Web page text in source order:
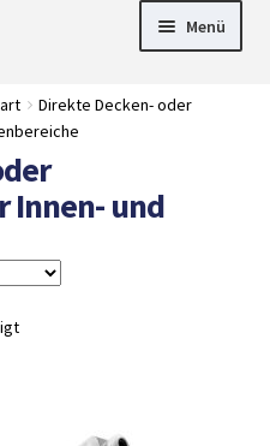
Menü
► LED Panel
►
Deckenleuch
ten
Außenleucht
► LED
Direkte Decken- oder
Innen- und